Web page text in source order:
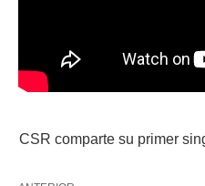
CSR comparte su primer